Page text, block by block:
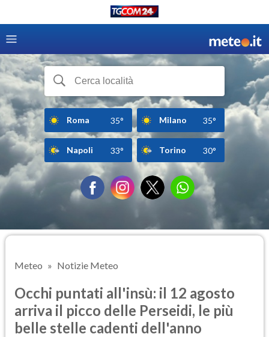
Roma 35° Milano 35°
Napoli 33° Torino 30°
Meteo Notizie Meteo
Occhi puntati all'insù: il 12 agosto
arriva il picco delle Perseidi, le più
belle stelle cadenti dell'anno